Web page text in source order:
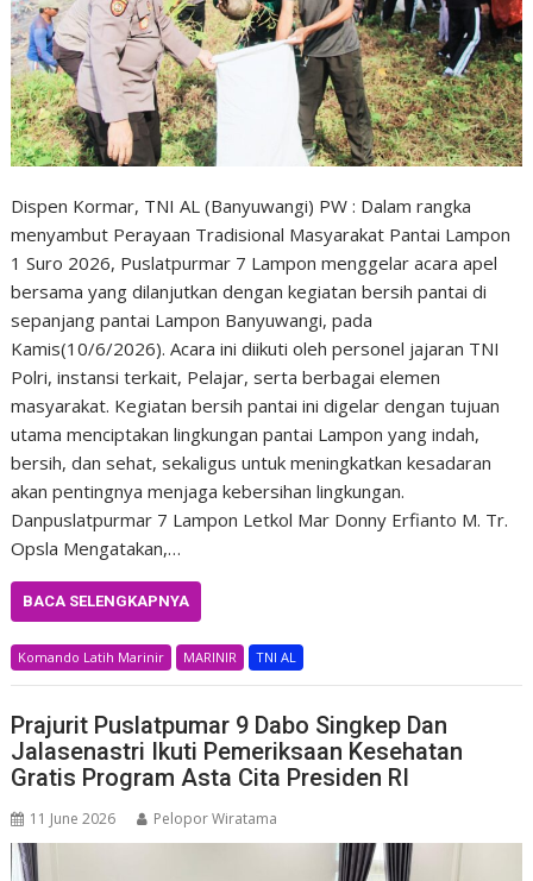
Dispen Kormar, TNI AL (Banyuwangi) PW : Dalam rangka
menyambut Perayaan Tradisional Masyarakat Pantai Lampon
1 Suro 2026, Puslatpurmar 7 Lampon menggelar acara apel
bersama yang dilanjutkan dengan kegiatan bersih pantai di
sepanjang pantai Lampon Banyuwangi, pada
Kamis(10/6/2026). Acara ini diikuti oleh personel jajaran TNI
Polri, instansi terkait, Pelajar, serta berbagai elemen
masyarakat. Kegiatan bersih pantai ini digelar dengan tujuan
utama menciptakan lingkungan pantai Lampon yang indah,
bersih, dan sehat, sekaligus untuk meningkatkan kesadaran
akan pentingnya menjaga kebersihan lingkungan.
Danpuslatpurmar 7 Lampon Letkol Mar Donny Erfianto M. Tr.
Opsla Mengatakan,…
BACA SELENGKAPNYA
Komando Latih Marinir MARINIR TNI AL
Prajurit Puslatpumar 9 Dabo Singkep Dan
Jalasenastri Ikuti Pemeriksaan Kesehatan
Gratis Program Asta Cita Presiden RI
11 June 2026 Pelopor Wiratama